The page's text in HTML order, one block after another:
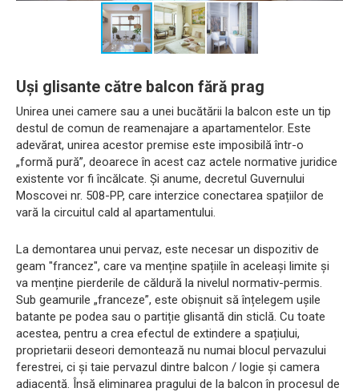
Uși glisante către balcon fără prag
Unirea unei camere sau a unei bucătării la balcon este un tip
destul de comun de reamenajare a apartamentelor. Este
adevărat, unirea acestor premise este imposibilă într-o
„formă pură”, deoarece în acest caz actele normative juridice
existente vor fi încălcate. Și anume, decretul Guvernului
Moscovei nr. 508-PP, care interzice conectarea spațiilor de
vară la circuitul cald al apartamentului.
La demontarea unui pervaz, este necesar un dispozitiv de
geam "francez", care va menține spațiile în aceleași limite și
va menține pierderile de căldură la nivelul normativ-permis.
Sub geamurile „franceze”, este obișnuit să înțelegem ușile
batante pe podea sau o partiție glisantă din sticlă. Cu toate
acestea, pentru a crea efectul de extindere a spațiului,
proprietarii deseori demontează nu numai blocul pervazului
ferestrei, ci și taie pervazul dintre balcon / logie și camera
adiacentă. Însă eliminarea pragului de la balcon în procesul de